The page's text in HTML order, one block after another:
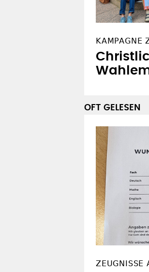
KAMPAGNE
OFT GELESEN
ZEUGNISSE